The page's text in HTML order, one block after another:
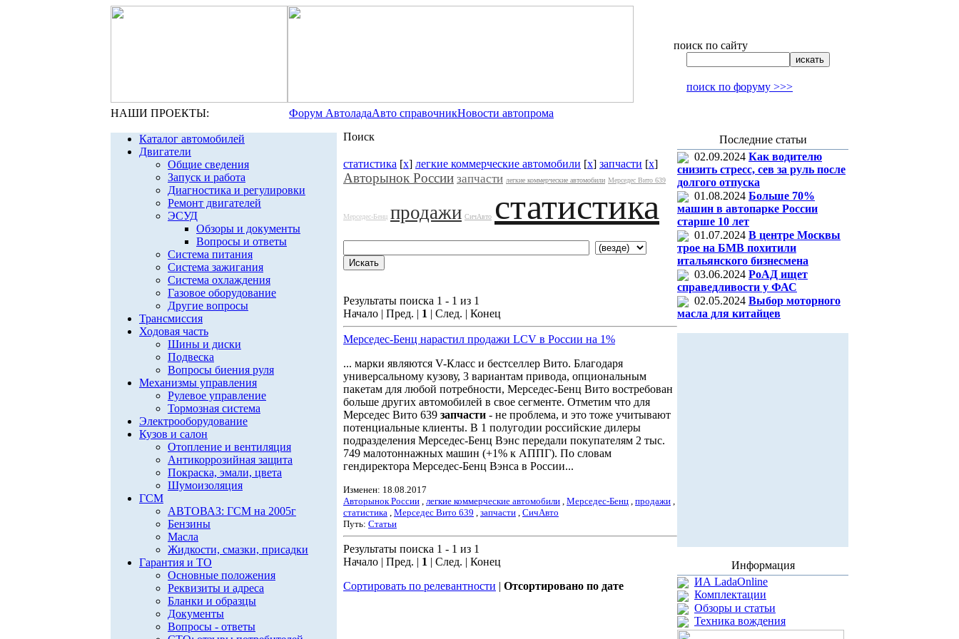
поиск по сайту
поиск по форуму >>>
НАШИ ПРОЕКТЫ: Форум АвтоладаАвто справочникНовости автопрома
Каталог автомобилей
Двигатели
Общие сведения
Запуск и работа
Диагностика и регулировки
Ремонт двигателей
ЭСУД
Обзоры и документы
Вопросы и ответы
Система питания
Система зажигания
Система охлаждения
Газовое оборудование
Другие вопросы
Трансмиссия
Ходовая часть
Шины и диски
Подвеска
Вопросы биения руля
Механизмы управления
Рулевое управление
Тормозная система
Электрооборудование
Кузов и салон
Отопление и вентиляция
Антикоррозийная защита
Покраска, эмали, цвета
Шумоизоляция
ГСМ
АВТОВАЗ: ГСМ на 2005г
Бензины
Масла
Жидкости, смазки, присадки
Гарантия и ТО
Основные положения
Реквизиты и адреса
Бланки и образцы
Документы
Вопросы - ответы
Поиск
статистика [x] легкие коммерческие автомобили [x] запчасти [x]
Авторынок России запчасти легкие коммерческие автомобили Мерседес Вито 639
Мерседес-Бенц продажи СичАвто статистика
Результаты поиска 1 - 1 из 1
Начало | Пред. | 1 | След. | Конец
Мерседес-Бенц нарастил продажи LCV в России на 1%
... марки являются V-Класс и бестселлер Вито. Благодаря
универсальному кузову, 3 вариантам привода, опциональным
пакетам для любой потребности, Мерседес-Бенц Вито востребован
больше других автомобилей в свое сегменте. Отметим что для
Мерседес Вито 639 запчасти - не проблема, и это тоже учитывают
потенциальные клиенты. В 1 полугодии российские дилеры
подразделения Мерседес-Бенц Вэнс передали покупателям 2 тыс.
749 малотоннажных машин (+1% к АППГ). По словам
гендиректора Мерседес-Бенц Вэнса в России...
Изменен: 18.08.2017
Авторынок России , легкие коммерческие автомобили , Мерседес-Бенц , продажи ,
статистика , Мерседес Вито 639 , запчасти , СичАвто
Путь: Статьи
Результаты поиска 1 - 1 из 1
Начало | Пред. | 1 | След. | Конец
Сортировать по релевантности | Отсортировано по дате
Последние статьи
02.09.2024 Как водителю
снизить стресс, сев за руль после
долгого отпуска
01.08.2024 Больше 70%
машин в автопарке России
старше 10 лет
01.07.2024 В центре Москвы
трое на БМВ похитили
итальянского бизнесмена
03.06.2024 РоАД ищет
справедливости у ФАС
02.05.2024 Выбор моторного
масла для китайцев
Информация
ИА LadaOnline
Комплектации
Обзоры и статьи
Техника вождения